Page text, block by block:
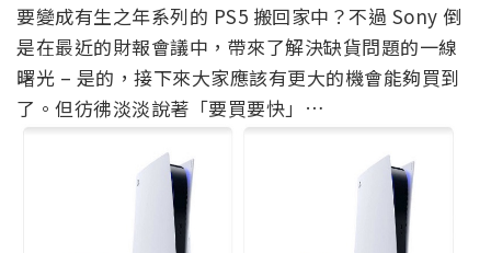
要變成有生之年系列的 PS5 搬回家中？不過 Sony 倒
是在最近的財報會議中，帶來了解決缺貨問題的一線
曙光 – 是的，接下來大家應該有更大的機會能夠買到
了。但彷彿淡淡說著「要買要快」…